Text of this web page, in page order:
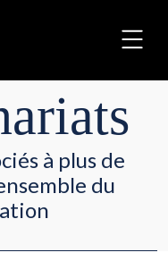
à plus de
du